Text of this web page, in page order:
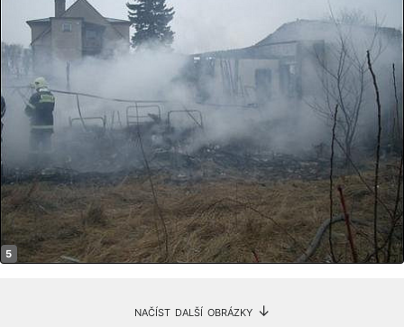
načíst další obrázky ↓